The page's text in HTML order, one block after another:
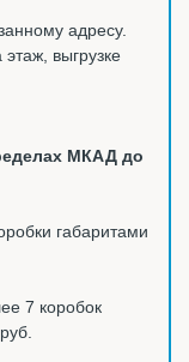
адресу.
выгрузке
МКАД до
габаритами
7 коробок